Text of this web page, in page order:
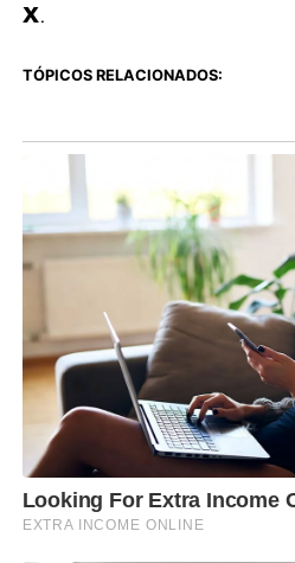
X.
TÓPICOS RELACIONADOS: